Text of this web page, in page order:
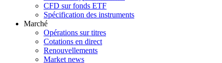
CFD sur fonds ETF
Spécification des instruments
Marché
Opérations sur titres
Cotations en direct
Renouvellements
Market news